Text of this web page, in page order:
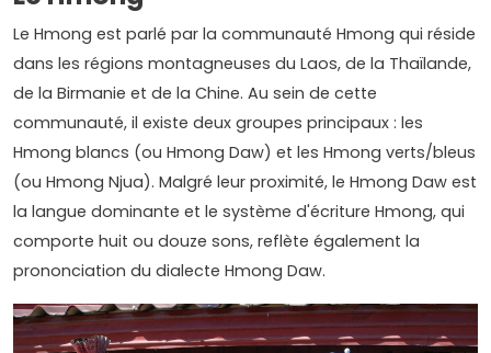
Le Hmong est parlé par la communauté Hmong qui réside
dans les régions montagneuses du Laos, de la Thaïlande,
de la Birmanie et de la Chine. Au sein de cette
communauté, il existe deux groupes principaux : les
Hmong blancs (ou Hmong Daw) et les Hmong verts/bleus
(ou Hmong Njua). Malgré leur proximité, le Hmong Daw est
la langue dominante et le système d'écriture Hmong, qui
comporte huit ou douze sons, reflète également la
prononciation du dialecte Hmong Daw.